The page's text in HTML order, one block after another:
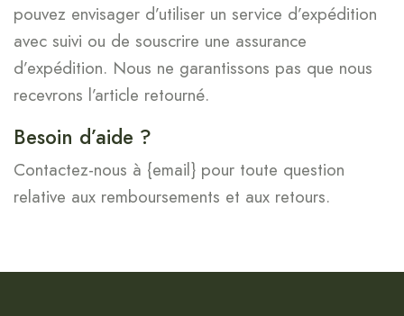
pouvez envisager d’utiliser un service d’expédition
avec suivi ou de souscrire une assurance
d’expédition. Nous ne garantissons pas que nous
recevrons l’article retourné.
Besoin d’aide ?
Contactez-nous à {email} pour toute question
relative aux remboursements et aux retours.